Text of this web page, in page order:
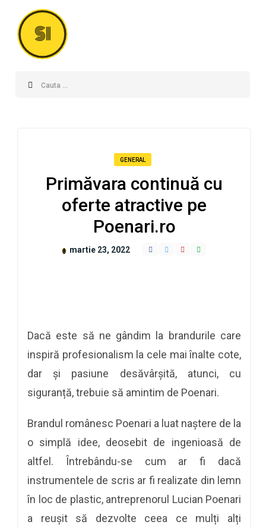
SI
GENERAL
Primăvara continuă cu
oferte atractive pe
Poenari.ro
martie 23, 2022
Dacă este să ne gândim la brandurile care
inspiră profesionalism la cele mai înalte cote,
dar și pasiune desăvârșită, atunci, cu
siguranță, trebuie să amintim de Poenari.
Brandul românesc Poenari a luat naștere de la
o simplă idee, deosebit de ingenioasă de
altfel. Întrebându-se cum ar fi dacă
instrumentele de scris ar fi realizate din lemn
în loc de plastic, antreprenorul Lucian Poenari
a reușit să dezvolte ceea ce mulți alți